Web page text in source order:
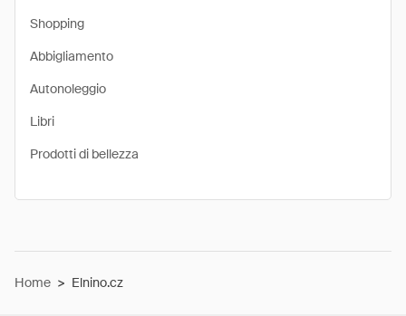
Shopping
Abbigliamento
Autonoleggio
Libri
Prodotti di bellezza
Home > Elnino.cz